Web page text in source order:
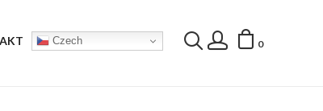
Czech 0